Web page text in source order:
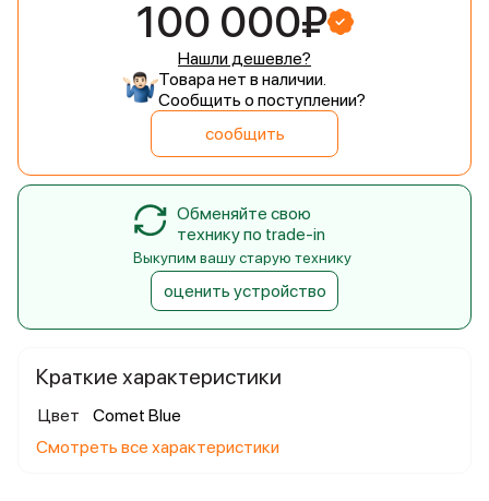
Краткие характеристики
Цвет
Comet Blue
Смотреть все характеристики
100 000₽
Нашли дешевле?
Товара нет в наличии.
Сообщить о поступлении?
сообщить
Обменяйте свою
технику по trade-in
Выкупим вашу старую технику
оценить устройство